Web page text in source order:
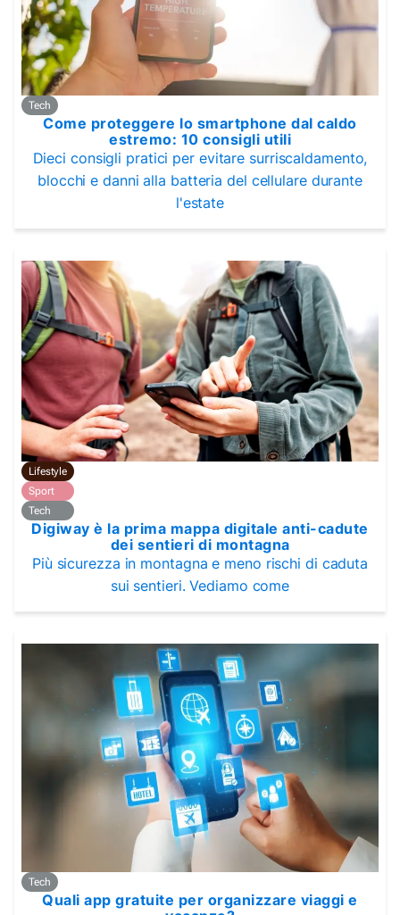
Tech
Come proteggere lo smartphone dal caldo
estremo: 10 consigli utili
Dieci consigli pratici per evitare surriscaldamento,
blocchi e danni alla batteria del cellulare durante
l'estate
Lifestyle
Sport
Tech
Digiway è la prima mappa digitale anti-cadute
dei sentieri di montagna
Più sicurezza in montagna e meno rischi di caduta
sui sentieri. Vediamo come
Tech
Quali app gratuite per organizzare viaggi e